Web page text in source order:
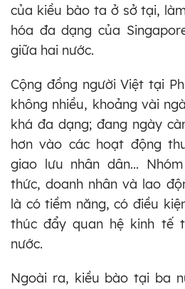
của kiều bào ta ở sở tại,
hóa đa dạng của
giữa hai nước.
Cộng đồng người Việt tại
không nhiều, khoảng vài
khá đa dạng; đang ngày
hơn vào các hoạt động
giao lưu nhân dân...
thức, doanh nhân và lao
là có tiềm năng, có điều
thúc đẩy quan hệ kinh tế
nước.
Ngoài ra, kiều bào tại ba